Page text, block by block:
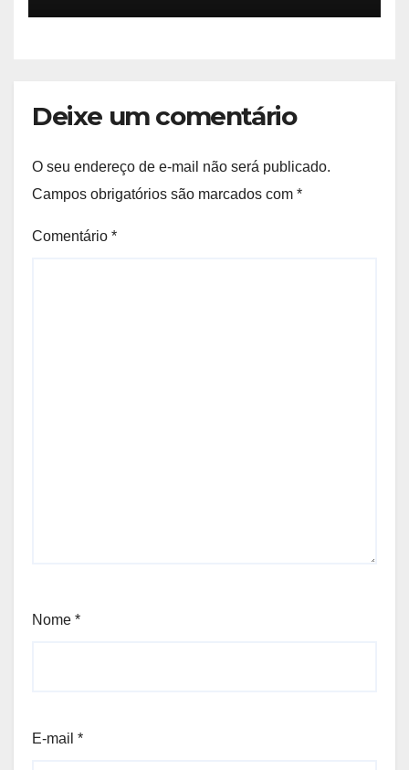
Deixe um comentário
O seu endereço de e-mail não será publicado.
Campos obrigatórios são marcados com *
Comentário *
Nome *
E-mail *